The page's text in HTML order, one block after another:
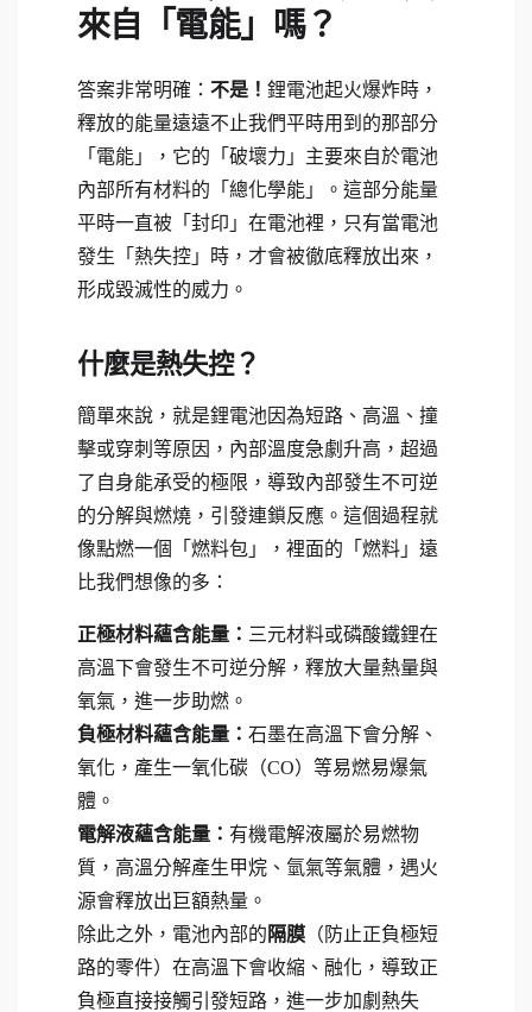
來自「電能」嗎？
答案非常明確： 不是！ 鋰電池起火爆炸時，
釋放的能量遠遠不止我們平時用到的那部分
「電能」，它的「破壞力」主要來自於電池
內部所有材料的「總化學能」。這部分能量
平時一直被「封印」在電池裡，只有當電池
發生「熱失控」時，才會被徹底釋放出來，
形成毀滅性的威力。
什麼是熱失控？
簡單來說，就是鋰電池因為短路、高溫、撞
擊或穿刺等原因，內部溫度急劇升高，超過
了自身能承受的極限，導致內部發生不可逆
的分解與燃燒，引發連鎖反應。這個過程就
像點燃一個「燃料包」，裡面的「燃料」遠
比我們想像的多：
正極材料蘊含能量： 三元材料或磷酸鐵鋰在
高溫下會發生不可逆分解，釋放大量熱量與
氧氣，進一步助燃。
負極材料蘊含能量： 石墨在高溫下會分解、
氧化，產生一氧化碳（CO）等易燃易爆氣
體。
電解液蘊含能量： 有機電解液屬於易燃物
質，高溫分解產生甲烷、氫氣等氣體，遇火
源會釋放出巨額熱量。
除此之外，電池內部的 隔膜 （防止正負極短
路的零件）在高溫下會收縮、融化，導致正
負極直接接觸引發短路，進一步加劇熱失